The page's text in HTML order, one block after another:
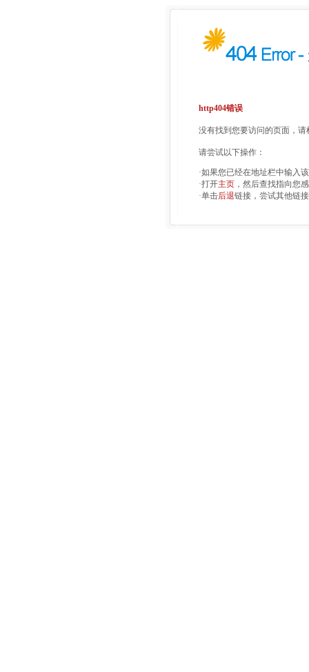
http404错误
没有找到您要访问的页面，
请尝试以下操作：
·如果您已经在地址栏中输入
·打开主页 ，然后查找指向您
·单击后退链接，尝试其他链